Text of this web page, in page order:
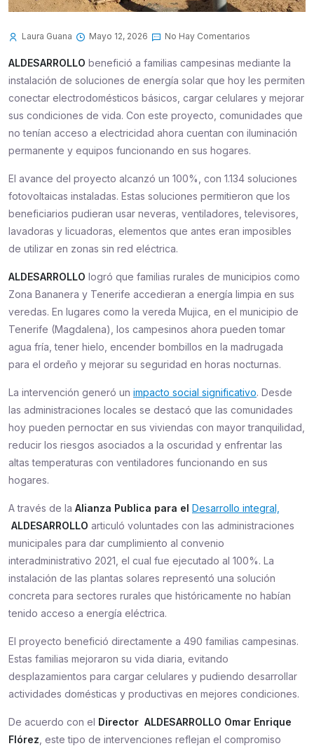
Laura Guana Mayo 12, 2026 No Hay Comentarios
ALDESARROLLO benefició a familias campesinas mediante la
instalación de soluciones de energía solar que hoy les permiten
conectar electrodomésticos básicos, cargar celulares y mejorar
sus condiciones de vida. Con este proyecto, comunidades que
no tenían acceso a electricidad ahora cuentan con iluminación
permanente y equipos funcionando en sus hogares.
El avance del proyecto alcanzó un 100%, con 1.134 soluciones
fotovoltaicas instaladas. Estas soluciones permitieron que los
beneficiarios pudieran usar neveras, ventiladores, televisores,
lavadoras y licuadoras, elementos que antes eran imposibles
de utilizar en zonas sin red eléctrica.
ALDESARROLLO logró que familias rurales de municipios como
Zona Bananera y Tenerife accedieran a energía limpia en sus
veredas. En lugares como la vereda Mujica, en el municipio de
Tenerife (Magdalena), los campesinos ahora pueden tomar
agua fría, tener hielo, encender bombillos en la madrugada
para el ordeño y mejorar su seguridad en horas nocturnas.
La intervención generó un impacto social significativo. Desde
las administraciones locales se destacó que las comunidades
hoy pueden pernoctar en sus viviendas con mayor tranquilidad,
reducir los riesgos asociados a la oscuridad y enfrentar las
altas temperaturas con ventiladores funcionando en sus
hogares.
A través de la Alianza Publica para el Desarrollo integral,
ALDESARROLLO articuló voluntades con las administraciones
municipales para dar cumplimiento al convenio
interadministrativo 2021, el cual fue ejecutado al 100%. La
instalación de las plantas solares representó una solución
concreta para sectores rurales que históricamente no habían
tenido acceso a energía eléctrica.
El proyecto benefició directamente a 490 familias campesinas.
Estas familias mejoraron su vida diaria, evitando
desplazamientos para cargar celulares y pudiendo desarrollar
actividades domésticas y productivas en mejores condiciones.
De acuerdo con el Director ALDESARROLLO Omar Enrique
Flórez , este tipo de intervenciones reflejan el compromiso